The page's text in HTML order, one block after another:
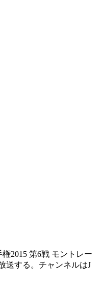
2015 第6戦 モントレー
送する。チャンネルはJ